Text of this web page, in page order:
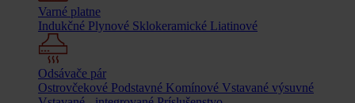
Varné platne
Indukčné Plynové Sklokeramické Liatinové
Odsávače pár
Ostrovčekové Podstavné Komínové Vstavané výsuvné